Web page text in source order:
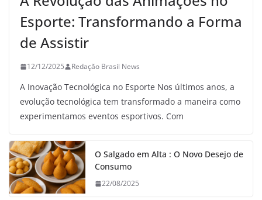
Esporte: Transformando a Forma
de Assistir
12/12/2025 Redação Brasil News
A Inovação Tecnológica no Esporte Nos últimos anos, a
evolução tecnológica tem transformado a maneira como
experimentamos eventos esportivos. Com
O Salgado em Alta : O Novo Desejo de
Consumo
22/08/2025